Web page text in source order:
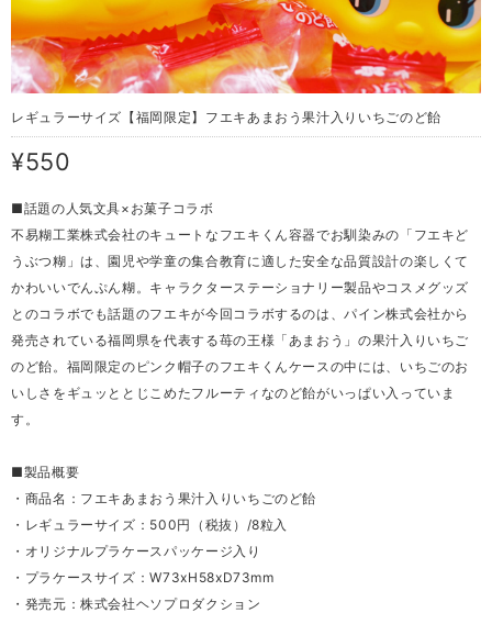
レギュラーサイズ【福岡限定】フエキあまおう果汁入りいちごのど飴
¥550
■話題の人気文具×お菓子コラボ
不易糊工業株式会社のキュートなフエキくん容器でお馴染みの「フエキど
うぶつ糊」は、園児や学童の集合教育に適した安全な品質設計の楽しくて
かわいいでんぷん糊。キャラクターステーショナリー製品やコスメグッズ
とのコラボでも話題のフエキが今回コラボするのは、パイン株式会社から
発売されている福岡県を代表する苺の王様「あまおう」の果汁入りいちご
のど飴。福岡限定のピンク帽子のフエキくんケースの中には、いちごのお
いしさをギュッととじこめたフルーティなのど飴がいっぱい入っていま
す。
■製品概要
・商品名：フエキあまおう果汁入りいちごのど飴
・レギュラーサイズ：500円（税抜）/8粒入
・オリジナルプラケースパッケージ入り
・プラケースサイズ：W73xH58xD73mm
・発売元：株式会社ヘソプロダクション